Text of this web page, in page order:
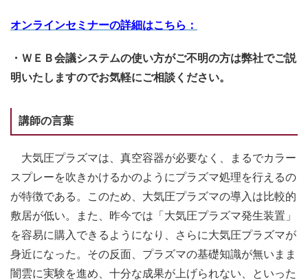
オンラインセミナーの詳細はこちら：
・ＷＥＢ会議システムの使い方がご不明の方は弊社でご説
明いたしますのでお気軽にご相談ください。
講師の言葉
大気圧プラズマは、真空容器が必要なく、まるでカラー
スプレーを吹きかけるかのようにプラズマ処理を行えるの
が特徴である。このため、大気圧プラズマの導入は比較的
敷居が低い。また、昨今では「大気圧プラズマ発生装置」
を容易に購入できるようになり、さらに大気圧プラズマが
身近になった。その反面、プラズマの基礎知識が無いまま
闇雲に実験を進め、十分な成果が上げられない、といった